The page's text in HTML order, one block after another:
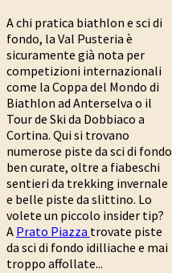
A chi pratica biathlon e sci di
fondo, la Val Pusteria è
sicuramente già nota per
competizioni internazionali
come la Coppa del Mondo di
Biathlon ad Anterselva o il
Tour de Ski da Dobbiaco a
Cortina. Qui si trovano
numerose piste da sci di fondo
ben curate, oltre a fiabeschi
sentieri da trekking invernale
e belle piste da slittino. Lo
volete un piccolo insider tip?
A Prato Piazza trovate piste
da sci di fondo idilliache e mai
troppo affollate...